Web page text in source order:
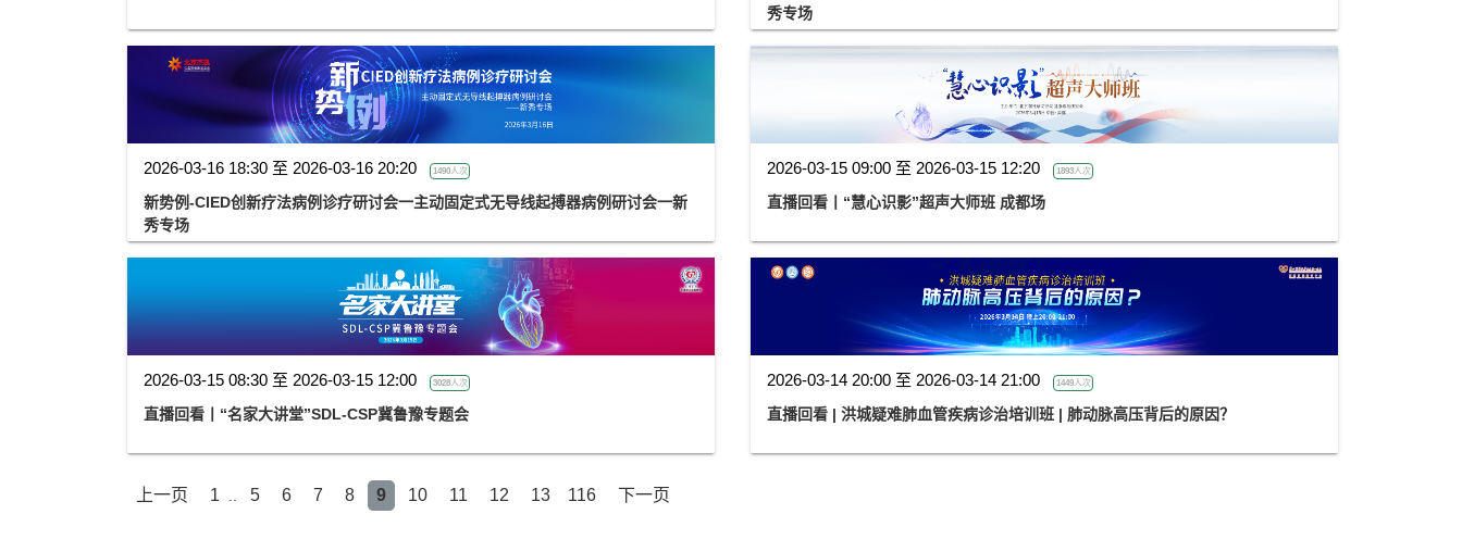
秀专场
2026-03-16 18:30 至 2026-03-16 20:20 1490人次
新势例-CIED创新疗法病例诊疗研讨会一主动固定式无导线起搏器病例研讨会一新
秀专场
2026-03-15 09:00 至 2026-03-15 12:20 1893人次
直播回看丨“慧心识影”超声大师班 成都场
2026-03-15 08:30 至 2026-03-15 12:00 3028人次
直播回看丨“名家大讲堂”SDL-CSP冀鲁豫专题会
2026-03-14 20:00 至 2026-03-14 21:00 1449人次
直播回看 | 洪城疑难肺血管疾病诊治培训班 | 肺动脉高压背后的原因？
上一页 1 5 6 7 8 9 10 11 12 13 116 下一页